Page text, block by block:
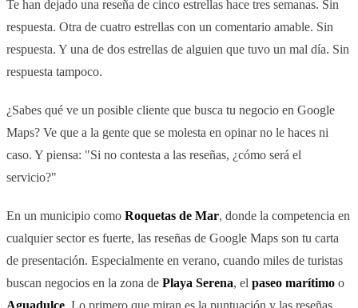
Te han dejado una reseña de cinco estrellas hace tres semanas. Sin
respuesta. Otra de cuatro estrellas con un comentario amable. Sin
respuesta. Y una de dos estrellas de alguien que tuvo un mal día. Sin
respuesta tampoco.
¿Sabes qué ve un posible cliente que busca tu negocio en Google
Maps? Ve que a la gente que se molesta en opinar no le haces ni
caso. Y piensa: "Si no contesta a las reseñas, ¿cómo será el
servicio?"
En un municipio como Roquetas de Mar, donde la competencia en
cualquier sector es fuerte, las reseñas de Google Maps son tu carta
de presentación. Especialmente en verano, cuando miles de turistas
buscan negocios en la zona de Playa Serena, el paseo marítimo o
Aguadulce. Lo primero que miran es la puntuación y las reseñas.